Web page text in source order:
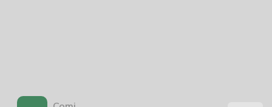
Cơ quan chủ quản: Công ty Cổ phần Comicola